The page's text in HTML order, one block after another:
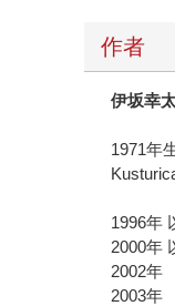
作者
伊坂幸
1971年
1996年
2000年
2002年
2003年